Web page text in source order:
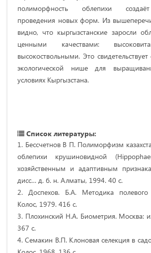
полиморфность облепихи
проведения новых форм. Из
видно, что кыргызстанские заросли
ценными качествами:
высокостволь­ными. Это
экологической нише для
условиях Кыргызстана.
Список литературы:
1. Бессчетнов В П. Полиморфизм
облепихи крушиновидной
хозяйственным и адаптивным
дисс… д. б. н. Алматы, 1994. 40 с.
2. Доспехов. Б.А. Методика
Колос, 1979. 416 с.
3. Плохинский Н.А. Биометрия. Москва:
367 с.
4. Семакин В.П. Клоновая селекция в